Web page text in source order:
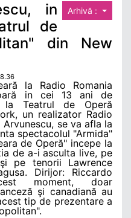
Arhivă :
in
de
din New
la Radio Romania
in cei 13 ani de
la Teatrul de Operă
un realizator Radio
se va afla la
spectacolul "Armida"
de Operă" incepe la
de a-i asculta live, pe
pe tenorii Lawrence
Dirijor: Riccardo
moment, doar
şi canadiană au
tip de prezentare a